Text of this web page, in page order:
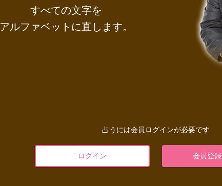
すべての文字を
アルファベットに直します。
占うには会員ログインが必要です
ログイン 会員登録